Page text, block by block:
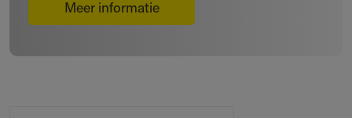
Meer informatie